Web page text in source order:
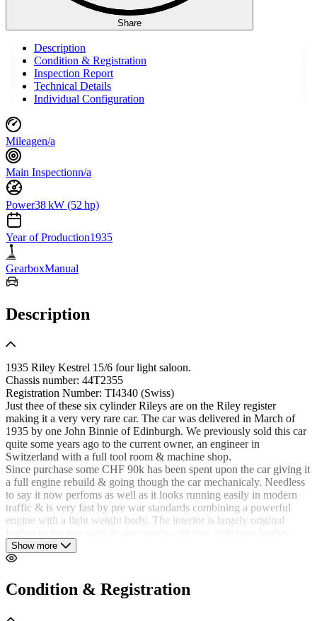
Share
Description
Condition & Registration
Inspection Report
Technical Details
Individual Configuration
Mileagen/a
Main Inspectionn/a
Power38 kW (52 hp)
Year of Production1935
GearboxManual
Description
1935 Riley Kestrel 15/6 four light saloon.
Chassis number: 44T2355
Registration Number: TI4340 (Swiss)
Just thee of these six cylinder Rileys are on the Riley register
making it a very very rare car. The car was delivered in March of
1935 by one John Binnie of Edinburgh. We previously sold this car
quite some years ago to the current owner, an engineer in
Switzerland with a full tool room & machine shop.
Since purchase some CHF 90k has been spent upon the car giving it
a full engine rebuild & going though the car mechanicaly. Needless
to say it now perfoms as well as it looks running easily in modern
traffic & is very fast by pre war standards combining a powerful
engine with a light weight body. The interior is largely original
having been sourced for the front two seats.
The car is finished in period black paintwork as when new which
motoring. The car sits on wire wheels colour coded apple green to
match the green interior leather.
Show more
Condition & Registration